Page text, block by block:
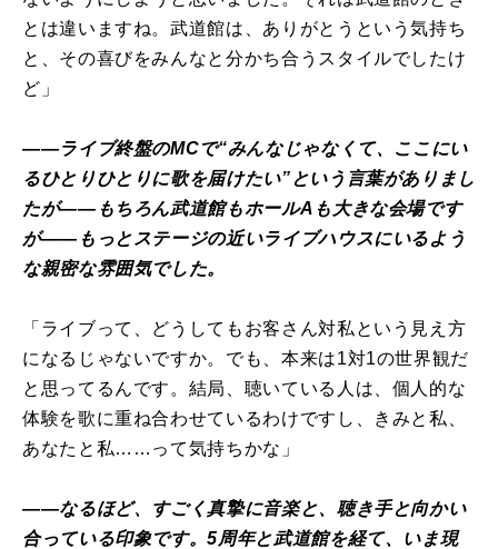
とは違いますね。武道館は、ありがとうという気持ち
と、その喜びをみんなと分かち合うスタイルでしたけ
ど」
――ライブ終盤のMCで“みんなじゃなくて、ここにい
るひとりひとりに歌を届けたい”という言葉がありまし
たが――もちろん武道館もホールAも大きな会場です
が――もっとステージの近いライブハウスにいるよう
な親密な雰囲気でした。
「ライブって、どうしてもお客さん対私という見え方
になるじゃないですか。でも、本来は1対1の世界観だ
と思ってるんです。結局、聴いている人は、個人的な
体験を歌に重ね合わせているわけですし、きみと私、
あなたと私……って気持ちかな」
――なるほど、すごく真摯に音楽と、聴き手と向かい
合っている印象です。5周年と武道館を経て、いま現